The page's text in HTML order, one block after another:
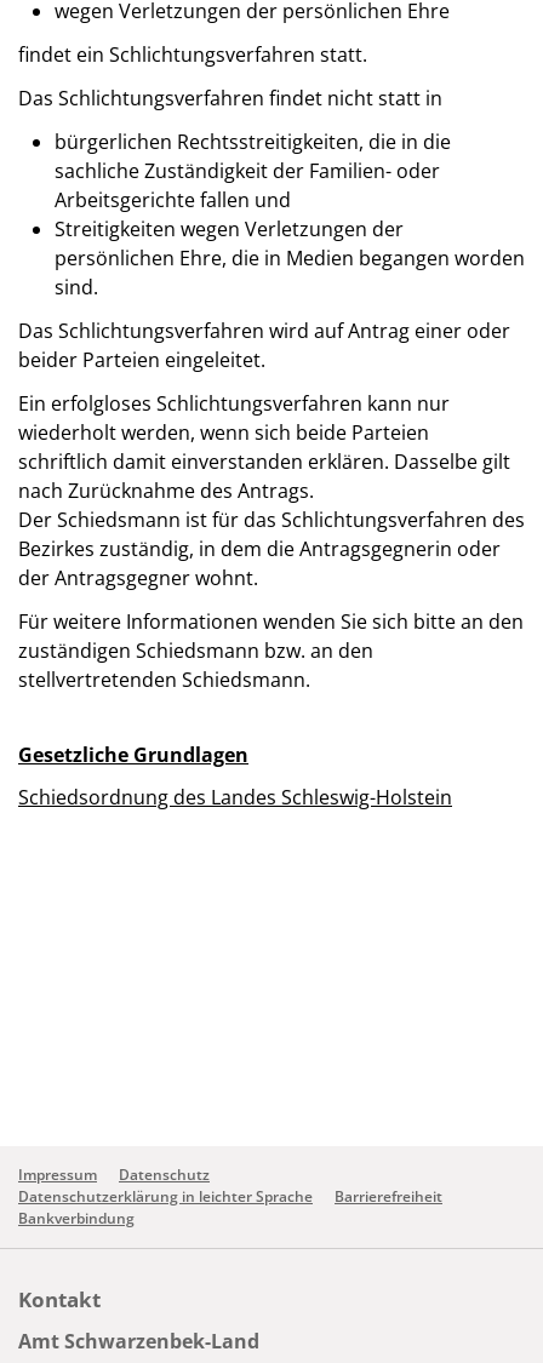
wegen Verletzungen der persönlichen Ehre
findet ein Schlichtungsverfahren statt.
Das Schlichtungsverfahren findet nicht statt in
bürgerlichen Rechtsstreitigkeiten, die in die
sachliche Zuständigkeit der Familien- oder
Arbeitsgerichte fallen und
Streitigkeiten wegen Verletzungen der
persönlichen Ehre, die in Medien begangen worden
sind.
Das Schlichtungsverfahren wird auf Antrag einer oder
beider Parteien eingeleitet.
Ein erfolgloses Schlichtungsverfahren kann nur
wiederholt werden, wenn sich beide Parteien
schriftlich damit einverstanden erklären. Dasselbe gilt
nach Zurücknahme des Antrags.
Der Schiedsmann ist für das Schlichtungsverfahren des
Bezirkes zuständig, in dem die Antragsgegnerin oder
der Antragsgegner wohnt.
Für weitere Informationen wenden Sie sich bitte an den
zuständigen Schiedsmann bzw. an den
stellvertretenden Schiedsmann.
Gesetzliche Grundlagen
Schiedsordnung des Landes Schleswig-Holstein
Impressum
Datenschutz
Datenschutzerklärung in leichter Sprache
Barrierefreiheit
Bankverbindung
Kontakt
Amt Schwarzenbek-Land